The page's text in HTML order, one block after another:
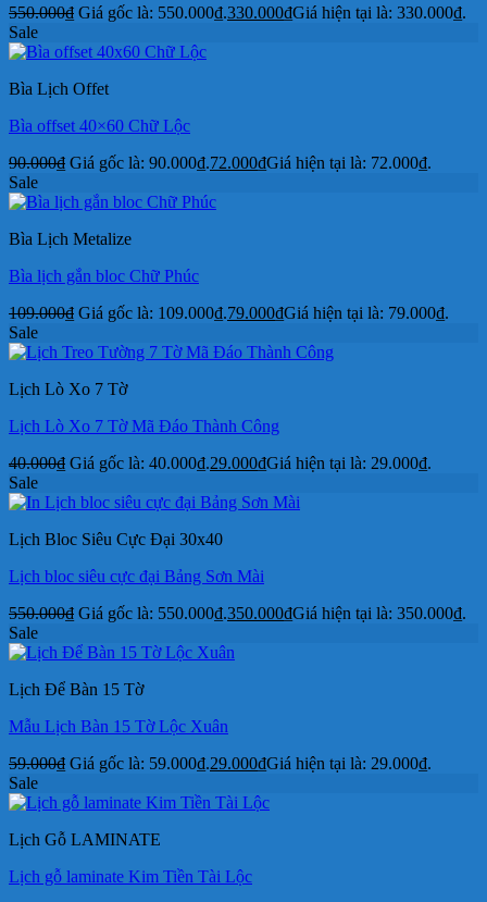
550.000₫ Giá gốc là: 550.000₫.330.000₫Giá hiện tại là: 330.000₫.
Sale
Bìa Lịch Offet
Bìa offset 40×60 Chữ Lộc
90.000₫ Giá gốc là: 90.000₫.72.000₫Giá hiện tại là: 72.000₫.
Sale
Bìa Lịch Metalize
Bìa lịch gắn bloc Chữ Phúc
109.000₫ Giá gốc là: 109.000₫.79.000₫Giá hiện tại là: 79.000₫.
Sale
Lịch Lò Xo 7 Tờ
Lịch Lò Xo 7 Tờ Mã Đáo Thành Công
40.000₫ Giá gốc là: 40.000₫.29.000₫Giá hiện tại là: 29.000₫.
Sale
Lịch Bloc Siêu Cực Đại 30x40
Lịch bloc siêu cực đại Bảng Sơn Mài
550.000₫ Giá gốc là: 550.000₫.350.000₫Giá hiện tại là: 350.000₫.
Sale
Lịch Để Bàn 15 Tờ
Mẫu Lịch Bàn 15 Tờ Lộc Xuân
59.000₫ Giá gốc là: 59.000₫.29.000₫Giá hiện tại là: 29.000₫.
Sale
Lịch Gỗ LAMINATE
Lịch gỗ laminate Kim Tiền Tài Lộc